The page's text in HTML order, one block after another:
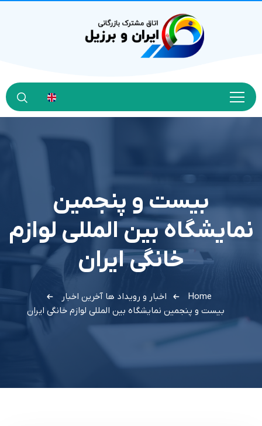
بیست و پنجمین
نمایشگاه بین المللی لوازم
خانگی ایران
Home اخبار و رویداد ها آخرین اخبار
بیست و پنجمین نمایشگاه بین المللی لوازم خانگی ایران